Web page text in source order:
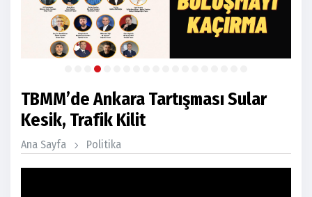
TBMM’de Ankara Tartışması Sular
Kesik, Trafik Kilit
Ana Sayfa Politika